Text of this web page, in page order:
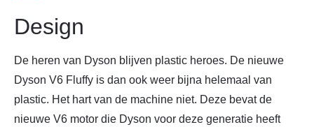
Design
De heren van Dyson blijven plastic heroes. De nieuwe
Dyson V6 Fluffy is dan ook weer bijna helemaal van
plastic. Het hart van de machine niet. Deze bevat de
nieuwe V6 motor die Dyson voor deze generatie heeft